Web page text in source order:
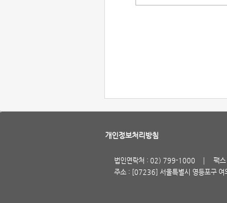
개인정보처리방침
법인연락처 : 02) 799-1000
팩
주소 : [07236] 서울특별시 영등포구